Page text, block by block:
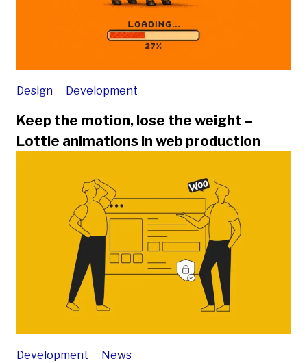
Design Development
Keep the motion, lose the weight –
Lottie animations in web production
Development News